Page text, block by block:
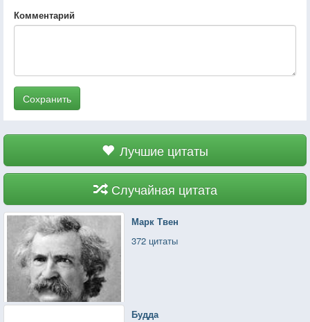
Комментарий
Сохранить
Лучшие цитаты
Случайная цитата
Марк Твен
372 цитаты
Будда